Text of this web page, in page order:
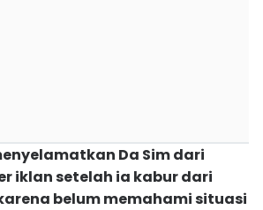
Da Sim dari
iklan setelah ia kabur dari
belum memahami situasi